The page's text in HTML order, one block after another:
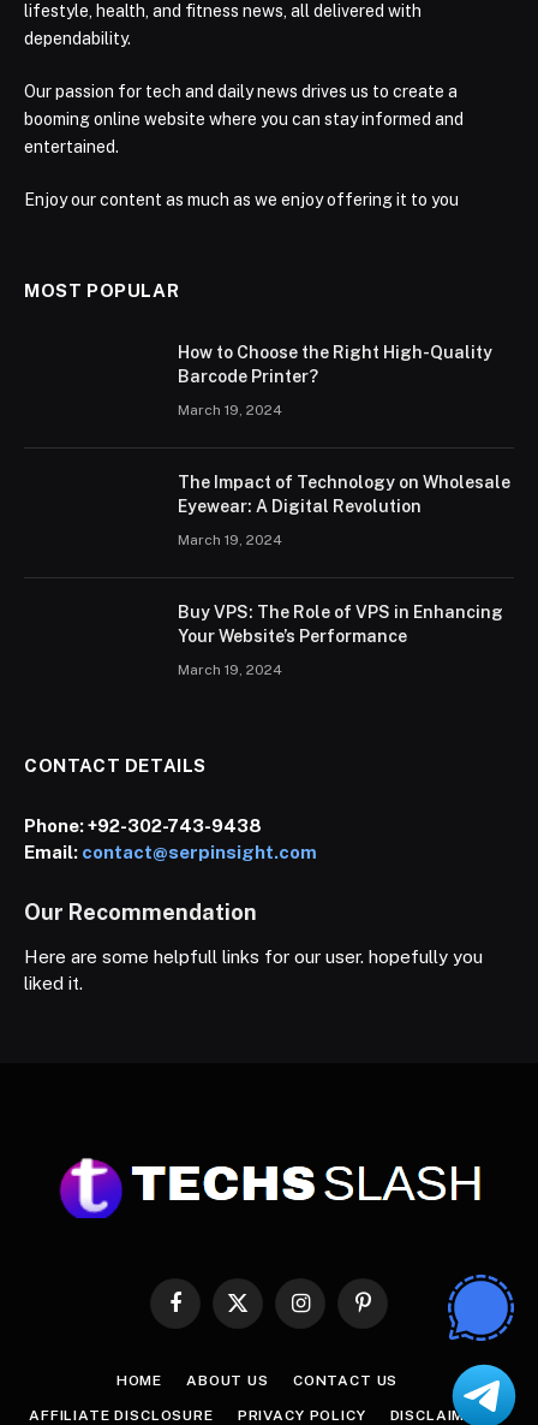
lifestyle, health, and fitness news, all delivered with
dependability.
Our passion for tech and daily news drives us to create a
booming online website where you can stay informed and
entertained.
Enjoy our content as much as we enjoy offering it to you
MOST POPULAR
How to Choose the Right High-Quality
Barcode Printer?
March 19, 2024
The Impact of Technology on Wholesale
Eyewear: A Digital Revolution
March 19, 2024
Buy VPS: The Role of VPS in Enhancing
Your Website’s Performance
March 19, 2024
CONTACT DETAILS
Phone:+92-302-743-9438
Email: contact@serpinsight.com
Our Recommendation
Here are some helpfull links for our user. hopefully you
liked it.
Facebook
X
InstagramPinterest
HOME ABOUT US CONTACT US
AFFILIATE DISCLOSURE PRIVACY POLICY DISCLAIMER